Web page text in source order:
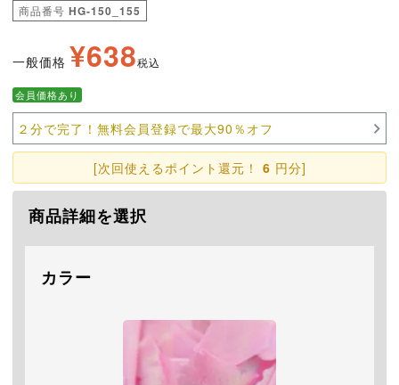
商品番号 HG-150_155
一般価格 ¥638税込
会員価格あり
２分で完了！無料会員登録で最大90％オフ
[次回使えるポイント還元！ 6 円分]
商品詳細を選択
カラー